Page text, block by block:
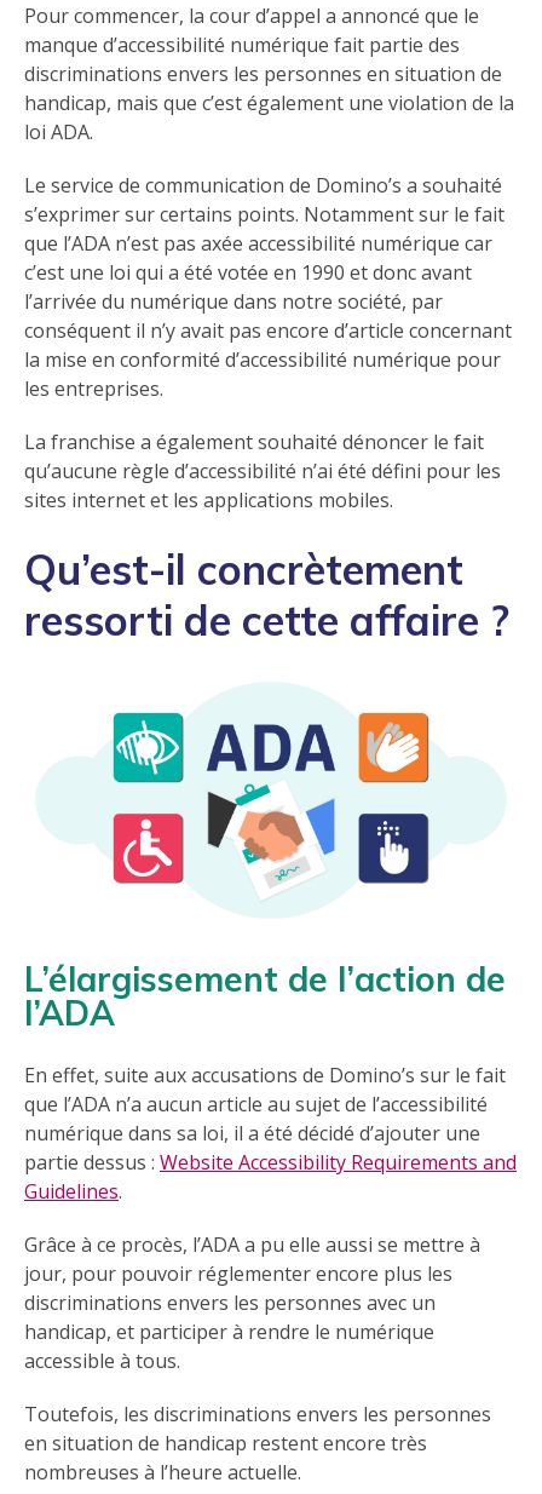
Pour commencer, la cour d’appel a annoncé que le
manque d’accessibilité numérique fait partie des
discriminations envers les personnes en situation de
handicap, mais que c’est également une violation de la
loi ADA.
Le service de communication de Domino’s a souhaité
s’exprimer sur certains points. Notamment sur le fait
que l’ADA n’est pas axée accessibilité numérique car
c’est une loi qui a été votée en 1990 et donc avant
l’arrivée du numérique dans notre société, par
conséquent il n’y avait pas encore d’article concernant
la mise en conformité d’accessibilité numérique pour
les entreprises.
La franchise a également souhaité dénoncer le fait
qu’aucune règle d’accessibilité n’ai été défini pour les
sites internet et les applications mobiles.
Qu’est-il concrètement
ressorti de cette affaire ?
L’élargissement de l’action de
l’ADA
En effet, suite aux accusations de Domino’s sur le fait
que l’ADA n’a aucun article au sujet de l’accessibilité
numérique dans sa loi, il a été décidé d’ajouter une
partie dessus : Website Accessibility Requirements and
Guidelines.
Grâce à ce procès, l’ADA a pu elle aussi se mettre à
jour, pour pouvoir réglementer encore plus les
discriminations envers les personnes avec un
handicap, et participer à rendre le numérique
accessible à tous.
Toutefois, les discriminations envers les personnes
en situation de handicap restent encore très
nombreuses à l’heure actuelle.